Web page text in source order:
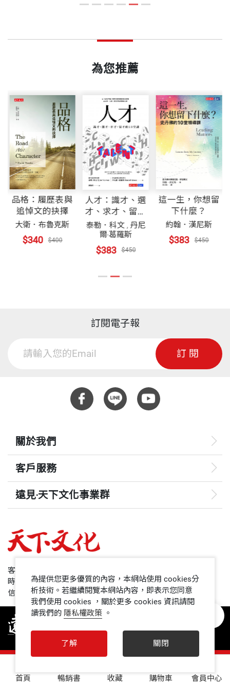
感受。比如你很欣賞某一位名人或是身邊好友，你可
以先觀察他／她所具備的特質，而這些特質如你也很
想擁有，可以先試著打從內心培養能產生這些特質的
思維，再經由不斷地練習，將思維內化成自己的一部
份，讓表現出的肢體語言與行為，也能具備這樣的特
在閱讀了《魅力學》這本書後，發現它非常實
用。談到魅力，人們很容易聯想到擁有吸睛外表的明
星，或是能言善道、口才極佳的公眾人物；也有許多
人認為魅力是與生俱來的，有魅力的人都是外向的。
然而，本書強調魅力是一種技巧，可以經由後天練習
來訓練，不見得要有引人注目的外表或出眾的口才，
甚至要忠於自我，不需改變自己原來的性格。
魅力之所以重要，是因為我們在日常生活中要隨時扮
演說服者的角色。有魅力的人能發揮他／她的影響力
的氛圍，讓組織在潛移默化中逐步改變。
這本書從拆解魅力舉止的三大核心元素－臨在感、影
響力與親和力著手，談到各種可以產生魅力行為的內
心狀態，也提到如何移除干擾我們展現魅力的內在障
礙，再介紹到四種不同的魅力風格：專注、遠見、仁
——呈現給讀者，讓我們了解原來魅力並非成功人士
的專屬，每個人都能找出適合自己的魅力風格。我相
信只要能打從心底散發出真誠及善意，按照書中的技
巧不斷地練習，我們都能成為一個有自己獨特魅力的
個體。
「有些人似乎天生就具有魅力，沒有的人難免會問：
人都可以富含魅力。你將在本書一探魅力的真實面貌
與技巧，進而創造出獨特的個人魅力。」
——Michael Feuer，OfficeMax共同創辦人
「卡本尼針對人性化管理提供了實用的建議，以及有
效的方法。領導者不需犧牲掉正直或是權威就能做好
管理工作。她強調『它』的基本要素，並帶來相當可
觀的效益。」
學實證與精采的故事，進而歸納出一套方法，讓我們
得以按部就班地學會領導的魅力——這是我們向來非
常陌生的領域（現在不會了）。」
——Robert B. Cialdini，
戰隊戰爭學院教授的技巧。透過本書，我們得以不斷
提升自身魅力，蛻變成為卓越的人才。事實上，本書
——Tammy S. Schultz，
U.S. Marine Corps War College國家安全暨聯合作戰
「許多人身上散發著神祕的吸引力和影響力，令我們
望塵莫及。不過，本書赤裸呈現出它們的細部運作方
式。卡本尼還提供了精湛的實用方法，讓每個人都能
夠提升效率，進而增強影響力。」
擬考》作者
不必走直線》等書（皆為天下文化出版）。
部落格：http://blog.xuite.net/caseyhu/twblog
重量 444
為您推薦
品格：履歷表與
追悼文的抉擇
大衛．布魯克斯
$340 $400
人才：識才、選
才、求才、留才
的10堂課
泰勒．科文, 丹尼
爾‧葛羅斯
$383 $450
這一生，你想留
下什麼？
約翰．漢尼斯
$383 $450
訂閱電子報
訂閱
關於我們
客戶服務
遠見‧天下文化事業群
哈佛商業評論
領導影響力學院
1號課堂
客服專線：+886 2 2662-0012
時間：週一~週五9:00~12:30;13:30~17:00
信箱：service@cwgv.com.tw
為提供您更多優質的內容，本網站使用 cookies分
析技術。若繼續閱覽本網站內容，即表示您同意
我們使用 cookies ，關於更多 cookies 資訊請閱
讀我們的 隱私權政策 。
了解 關閉
首頁 暢銷書 收藏 購物車 會員中心